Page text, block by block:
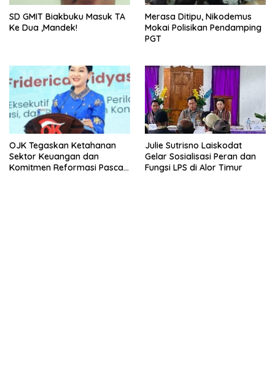
SD GMIT Biakbuku Masuk TA
Ke Dua ,Mandek!
Merasa Ditipu, Nikodemus
Mokai Polisikan Pendamping
PGT
OJK Tegaskan Ketahanan
Sektor Keuangan dan
Komitmen Reformasi Pasca
Julie Sutrisno Laiskodat
Gelar Sosialisasi Peran dan
Fungsi LPS di Alor Timur